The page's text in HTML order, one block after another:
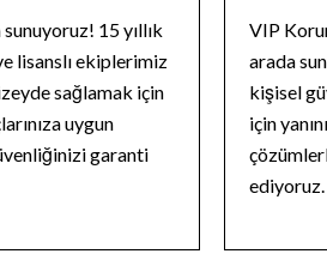
15 yıllık
lisanslı ekiplerimiz
sağlamak için
uygun
garanti
VIP
arada
kişisel
için
ediyoruz.